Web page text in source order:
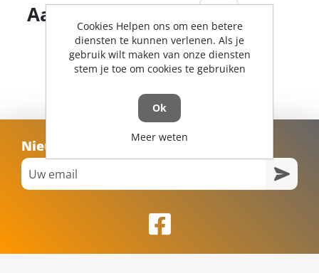
Aantal producten
Nieuwsbrief
Cookies Helpen ons om een betere
diensten te kunnen verlenen. Als je
gebruik wilt maken van onze diensten
stem je toe om cookies te gebruiken
Ok
Meer weten